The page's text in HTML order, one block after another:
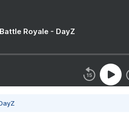
Royale - DayZ